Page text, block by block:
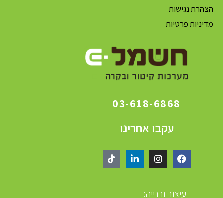
הצהרת נגישות
מדיניות פרטיות
03-618-6868
עקבו אחרינו
עיצוב ובנייה: